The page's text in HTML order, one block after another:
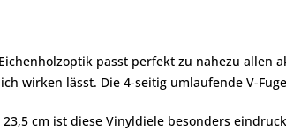
passt perfekt zu nahezu
wirken lässt. Die 4-seitig umlaufende V-
cm ist diese Vinyldiele besonders